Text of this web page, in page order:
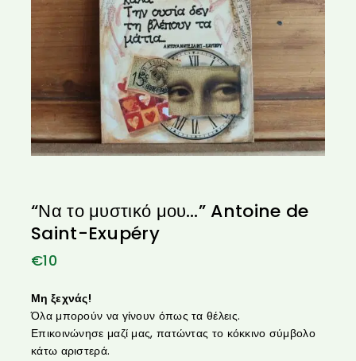
“Να το μυστικό μου…” Antoine de
Saint-Exupéry
€10
Μη ξεχνάς!
Όλα μπορούν να γίνουν όπως τα θέλεις.
Επικοινώνησε μαζί μας, πατώντας το κόκκινο σύμβολο
κάτω αριστερά.